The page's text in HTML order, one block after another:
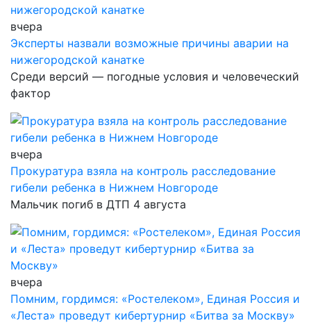
вчера
Эксперты назвали возможные причины аварии на
нижегородской канатке
Среди версий — погодные условия и человеческий
фактор
вчера
Прокуратура взяла на контроль расследование
гибели ребенка в Нижнем Новгороде
Мальчик погиб в ДТП 4 августа
вчера
Помним, гордимся: «Ростелеком», Единая Россия и
«Леста» проведут кибертурнир «Битва за Москву»